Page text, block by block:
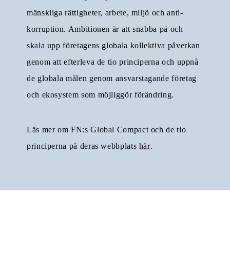
mänskliga rättigheter, arbete, miljö och anti-
korruption. Ambitionen är att snabba på och
skala upp företagens globala kollektiva påverkan
genom att efterleva de tio principerna och uppnå
de globala målen genom ansvarstagande företag
och ekosystem som möjliggör förändring.
Läs mer om FN:s Global Compact och de tio
principerna på deras webbplats här.